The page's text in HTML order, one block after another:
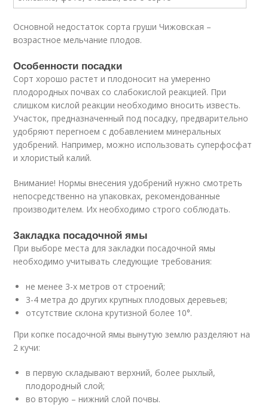
Основной недостаток сорта груши Чижовская –
возрастное мельчание плодов.
Особенности посадки
Сорт хорошо растет и плодоносит на умеренно
плодородных почвах со слабокислой реакцией. При
слишком кислой реакции необходимо вносить известь.
Участок, предназначенный под посадку, предварительно
удобряют перегноем с добавлением минеральных
удобрений. Например, можно использовать суперфосфат
и хлористый калий.
Внимание! Нормы внесения удобрений нужно смотреть
непосредственно на упаковках, рекомендованные
производителем. Их необходимо строго соблюдать.
Закладка посадочной ямы
При выборе места для закладки посадочной ямы
необходимо учитывать следующие требования:
не менее 3-х метров от строений;
3-4 метра до других крупных плодовых деревьев;
отсутствие склона крутизной более 10°.
При копке посадочной ямы вынутую землю разделяют на
2 кучи:
в первую складывают верхний, более рыхлый,
плодородный слой;
во вторую – нижний слой почвы.